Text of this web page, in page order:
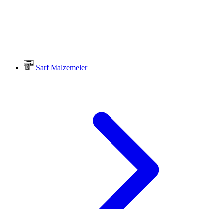
Sarf Malzemeler